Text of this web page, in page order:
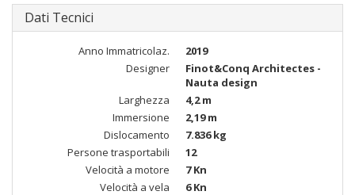
Dati Tecnici
Anno Immatricolaz.
2019
Designer
Finot&Conq Architectes -
Nauta design
Larghezza
4,2 m
Immersione
2,19 m
Dislocamento
7.836 kg
Persone trasportabili
12
Velocità a motore
7 Kn
Velocità a vela
6 Kn